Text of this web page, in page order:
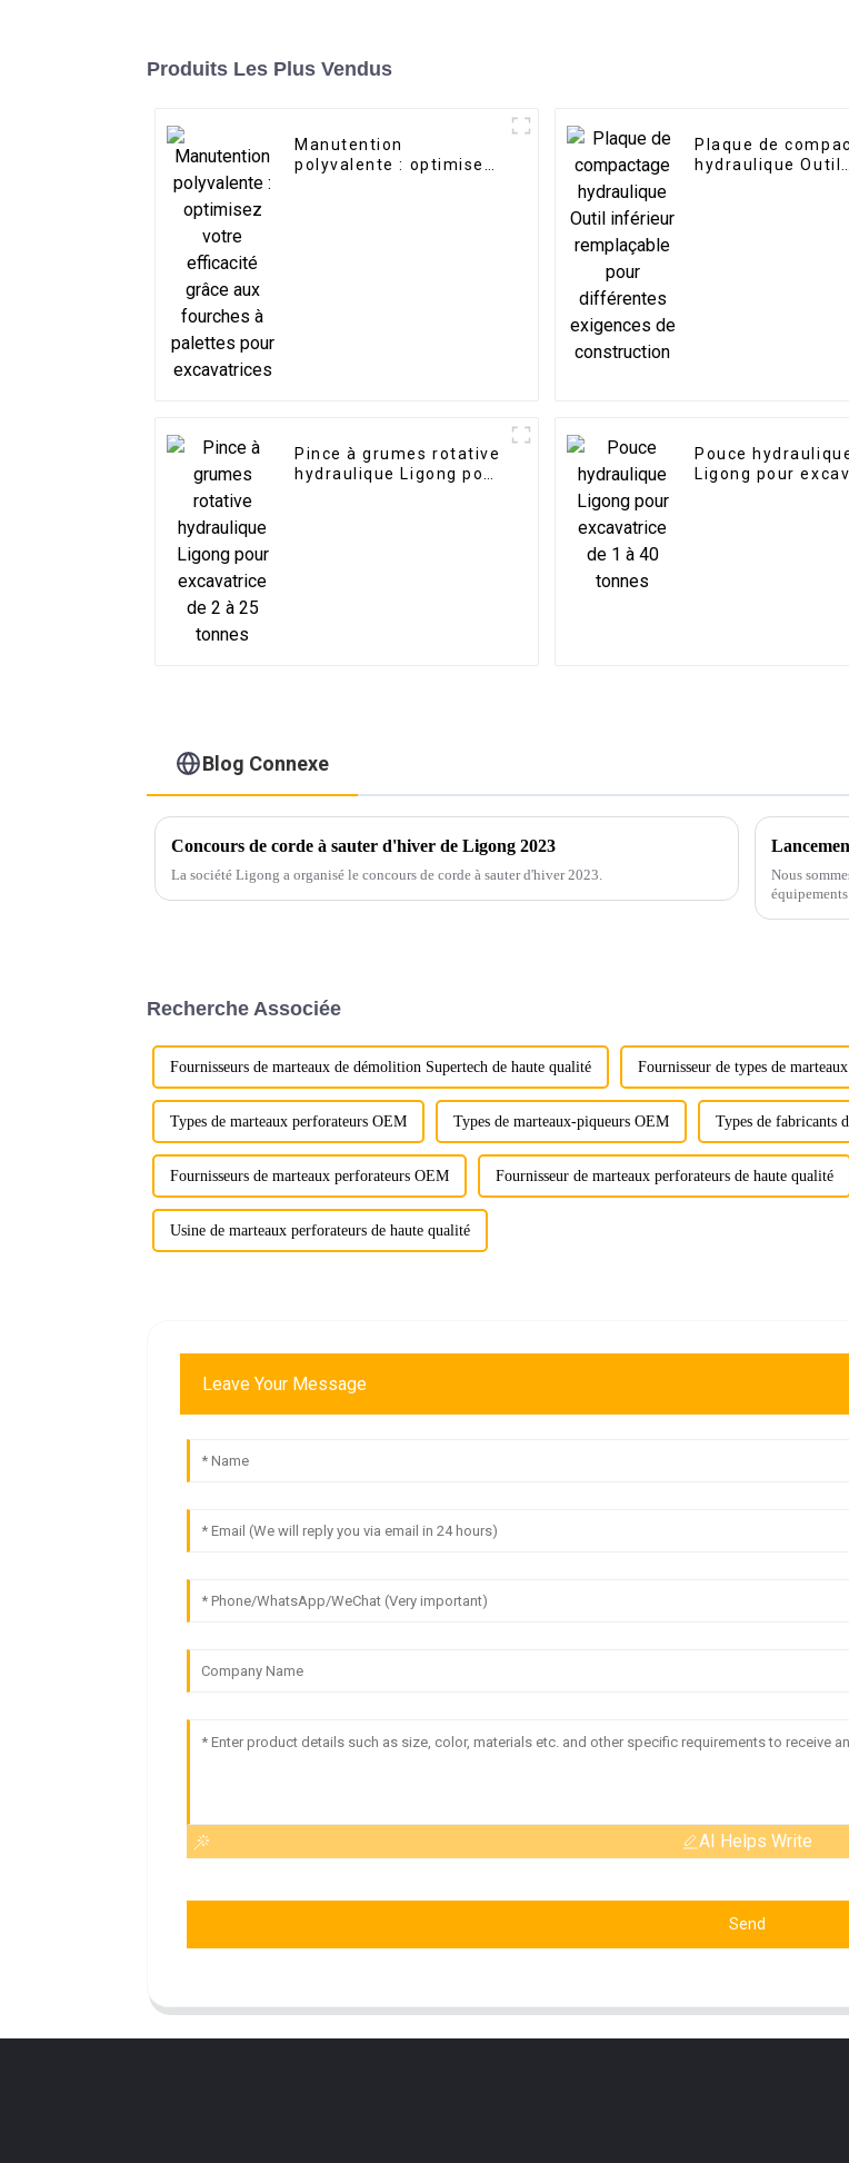
Produits Les Plus Vendus
Manutention
polyvalente : optimisez
Plaque de
hydraulique Outil
Pince à grumes rotative
hydraulique Ligong pour
Pouce
Ligong pour
Blog Connexe
Concours de corde à sauter d'hiver de Ligong 2023
La société Ligong a organisé le concours de corde à sauter d'hiver 2023.
Nous
Recherche Associée
Fournisseurs de marteaux de démolition Supertech de haute qualité Fournisseur de types de
Types de marteaux perforateurs OEM Types de marteaux-piqueurs OEM Types de fabricants
Fournisseurs de marteaux perforateurs OEM Fournisseur de marteaux perforateurs de haute qualité
Usine de marteaux perforateurs de haute qualité
Leave Your Message
AI Helps Write
Send